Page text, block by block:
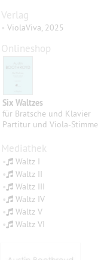
Verlag
• ViolaViva, 2025
Onlineshop
Six Waltzes
für Bratsche und Klavier
Partitur und Viola-Stimme
Mediathek
•
Waltz I
•
Waltz II
•
Waltz III
•
Waltz IV
•
Waltz V
•
Waltz VI